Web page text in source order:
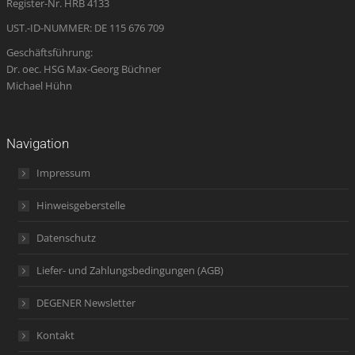
Register-Nr. HRB 4133
UST.-ID-NUMMER: DE 115 676 709
Geschäftsführung:
Dr. oec. HSG Max-Georg Büchner
Michael Hühn
Navigation
Impressum
Hinweisgeberstelle
Datenschutz
Liefer- und Zahlungsbedingungen (AGB)
DEGENER Newsletter
Kontakt